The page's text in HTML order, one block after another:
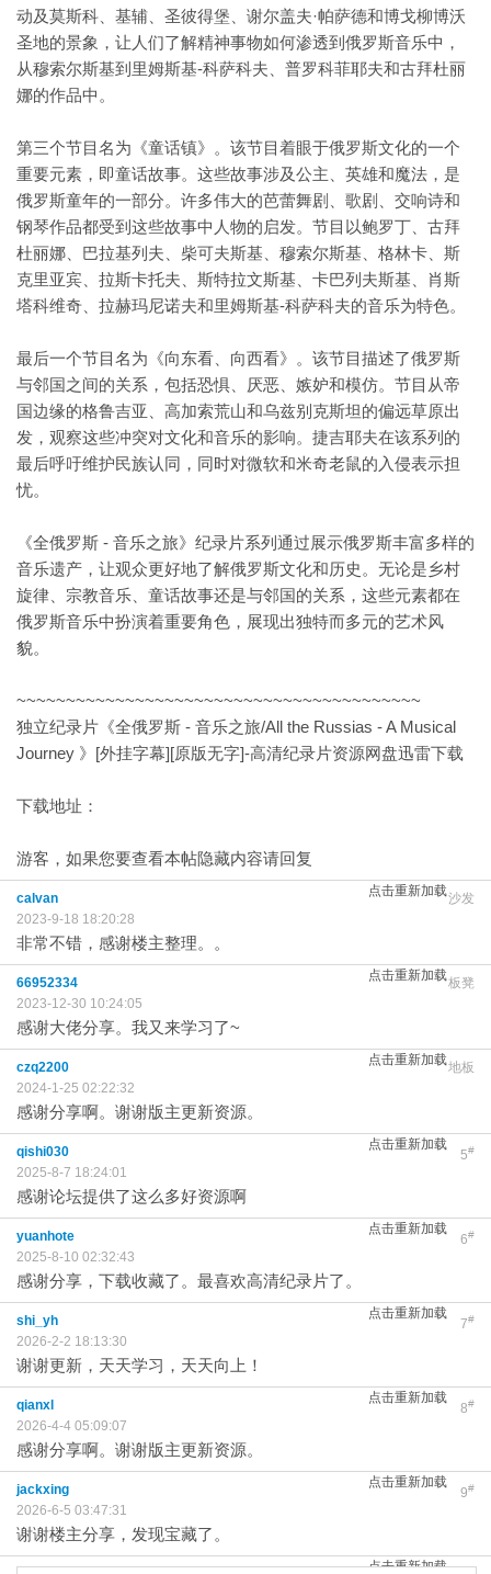
动及莫斯科、基辅、圣彼得堡、谢尔盖夫·帕萨德和博戈柳博沃
圣地的景象，让人们了解精神事物如何渗透到俄罗斯音乐中，
从穆索尔斯基到里姆斯基-科萨科夫、普罗科菲耶夫和古拜杜丽
娜的作品中。
第三个节目名为《童话镇》。该节目着眼于俄罗斯文化的一个
重要元素，即童话故事。这些故事涉及公主、英雄和魔法，是
俄罗斯童年的一部分。许多伟大的芭蕾舞剧、歌剧、交响诗和
钢琴作品都受到这些故事中人物的启发。节目以鲍罗丁、古拜
杜丽娜、巴拉基列夫、柴可夫斯基、穆索尔斯基、格林卡、斯
克里亚宾、拉斯卡托夫、斯特拉文斯基、卡巴列夫斯基、肖斯
塔科维奇、拉赫玛尼诺夫和里姆斯基-科萨科夫的音乐为特色。
最后一个节目名为《向东看、向西看》。该节目描述了俄罗斯
与邻国之间的关系，包括恐惧、厌恶、嫉妒和模仿。节目从帝
国边缘的格鲁吉亚、高加索荒山和乌兹别克斯坦的偏远草原出
发，观察这些冲突对文化和音乐的影响。捷吉耶夫在该系列的
最后呼吁维护民族认同，同时对微软和米奇老鼠的入侵表示担
忧。
《全俄罗斯 - 音乐之旅》纪录片系列通过展示俄罗斯丰富多样的
音乐遗产，让观众更好地了解俄罗斯文化和历史。无论是乡村
旋律、宗教音乐、童话故事还是与邻国的关系，这些元素都在
俄罗斯音乐中扮演着重要角色，展现出独特而多元的艺术风
貌。
~~~~~~~~~~~~~~~~~~~~~~~~~~~~~~~~~~~~~~~~~
独立纪录片《全俄罗斯 - 音乐之旅/All the Russias - A Musical
Journey 》[外挂字幕][原版无字]-高清纪录片资源网盘迅雷下载
下载地址：
游客，如果您要查看本帖隐藏内容请回复
点击重新加载沙发
calvan
2023-9-18 18:20:28
非常不错，感谢楼主整理。。
点击重新加载板凳
66952334
2023-12-30 10:24:05
感谢大佬分享。我又来学习了~
点击重新加载地板
czq2200
2024-1-25 02:22:32
感谢分享啊。谢谢版主更新资源。
点击重新加载
5#
qishi030
2025-8-7 18:24:01
感谢论坛提供了这么多好资源啊
点击重新加载
6#
yuanhote
2025-8-10 02:32:43
感谢分享，下载收藏了。最喜欢高清纪录片了。
点击重新加载
7#
shi_yh
2026-2-2 18:13:30
谢谢更新，天天学习，天天向上！
点击重新加载
8#
qianxl
2026-4-4 05:09:07
感谢分享啊。谢谢版主更新资源。
点击重新加载
9#
jackxing
2026-6-5 03:47:31
谢谢楼主分享，发现宝藏了。
点击重新加载